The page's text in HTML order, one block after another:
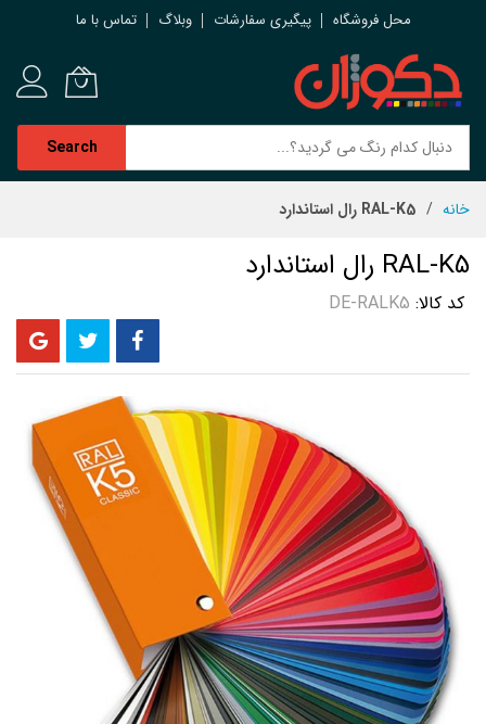
محل فروشگاه پیگیری سفارشات وبلاگ تماس با ما
Search
خانه RAL-K5 رال استاندارد
RAL-K5 رال استاندارد
کد کالا DE-RALK5